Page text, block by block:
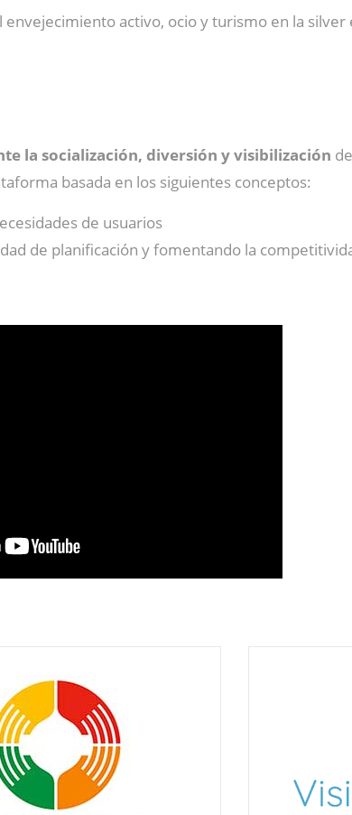
activo, ocio y turismo en la
la socialización, diversión y visibilización
basada en los siguientes conceptos:
de usuarios
de planificación y fomentando la